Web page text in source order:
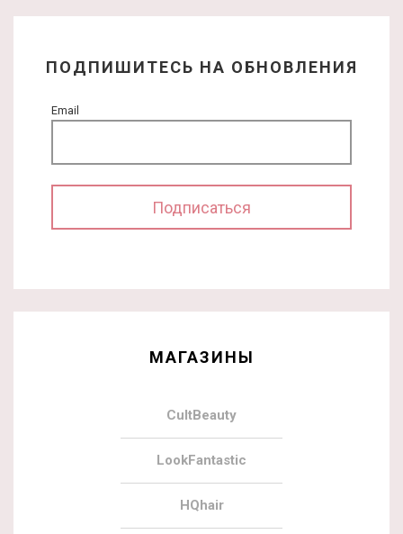
ПОДПИШИТЕСЬ НА ОБНОВЛЕНИЯ
Email
МАГАЗИНЫ
CultBeauty
LookFantastic
HQhair